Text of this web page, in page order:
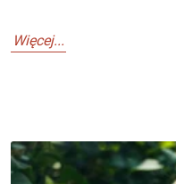
Więcej...